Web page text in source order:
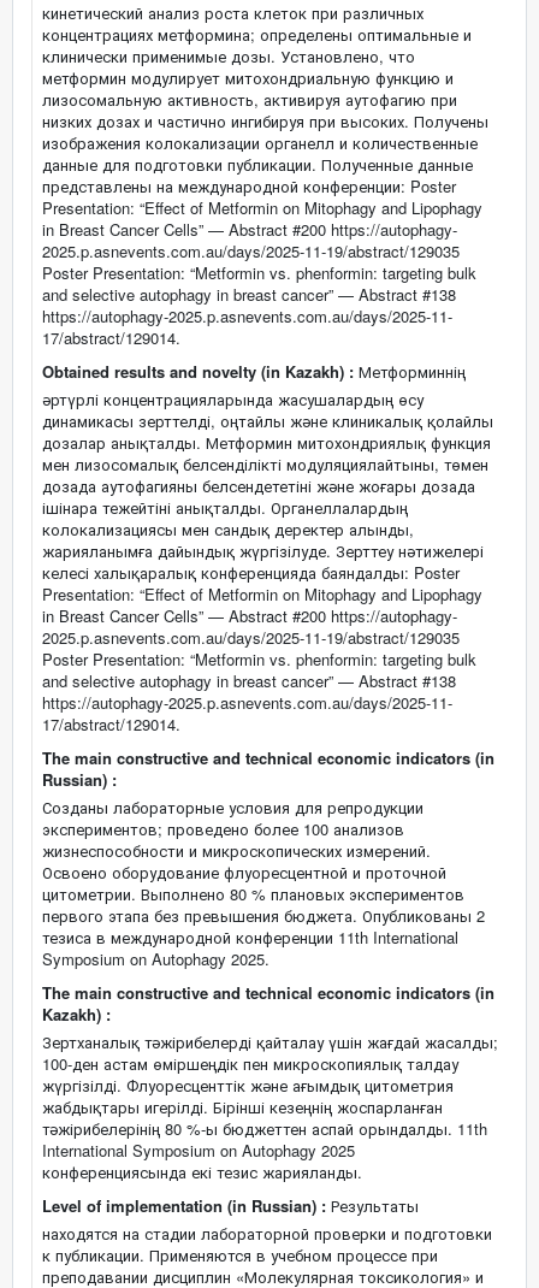
кинетический анализ роста клеток при различных
концентрациях метформина; определены оптимальные и
клинически применимые дозы. Установлено, что
метформин модулирует митохондриальную функцию и
лизосомальную активность, активируя аутофагию при
низких дозах и частично ингибируя при высоких. Получены
изображения колокализации органелл и количественные
данные для подготовки публикации. Полученные данные
представлены на международной конференции: Poster
Presentation: “Effect of Metformin on Mitophagy and Lipophagy
in Breast Cancer Cells” — Abstract #200 https://autophagy-
2025.p.asnevents.com.au/days/2025-11-19/abstract/129035
Poster Presentation: “Metformin vs. phenformin: targeting bulk
and selective autophagy in breast cancer” — Abstract #138
https://autophagy-2025.p.asnevents.com.au/days/2025-11-
17/abstract/129014.
Obtained results and novelty (in Kazakh) : Метформиннің
әртүрлі концентрацияларында жасушалардың өсу
динамикасы зерттелді, оңтайлы және клиникалық қолайлы
дозалар анықталды. Метформин митохондриялық функция
мен лизосомалық белсенділікті модуляциялайтыны, төмен
дозада аутофагияны белсендететіні және жоғары дозада
ішінара тежейтіні анықталды. Органеллалардың
колокализациясы мен сандық деректер алынды,
жарияланымға дайындық жүргізілуде. Зерттеу нәтижелері
келесі халықаралық конференцияда баяндалды: Poster
Presentation: “Effect of Metformin on Mitophagy and Lipophagy
in Breast Cancer Cells” — Abstract #200 https://autophagy-
2025.p.asnevents.com.au/days/2025-11-19/abstract/129035
Poster Presentation: “Metformin vs. phenformin: targeting bulk
and selective autophagy in breast cancer” — Abstract #138
https://autophagy-2025.p.asnevents.com.au/days/2025-11-
17/abstract/129014.
The main constructive and technical economic indicators (in
Russian) :
Созданы лабораторные условия для репродукции
экспериментов; проведено более 100 анализов
жизнеспособности и микроскопических измерений.
Освоено оборудование флуоресцентной и проточной
цитометрии. Выполнено 80 % плановых экспериментов
первого этапа без превышения бюджета. Опубликованы 2
тезиса в международной конференции 11th International
Symposium on Autophagy 2025.
The main constructive and technical economic indicators (in
Kazakh) :
Зертханалық тәжірибелерді қайталау үшін жағдай жасалды;
100-ден астам өміршеңдік пен микроскопиялық талдау
жүргізілді. Флуоресценттік және ағымдық цитометрия
жабдықтары игерілді. Бірінші кезеңнің жоспарланған
тәжірибелерінің 80 %-ы бюджеттен аспай орындалды. 11th
International Symposium on Autophagy 2025
конференциясында екі тезис жарияланды.
Level of implementation (in Russian) : Результаты
находятся на стадии лабораторной проверки и подготовки
к публикации. Применяются в учебном процессе при
преподавании дисциплин «Молекулярная токсикология» и